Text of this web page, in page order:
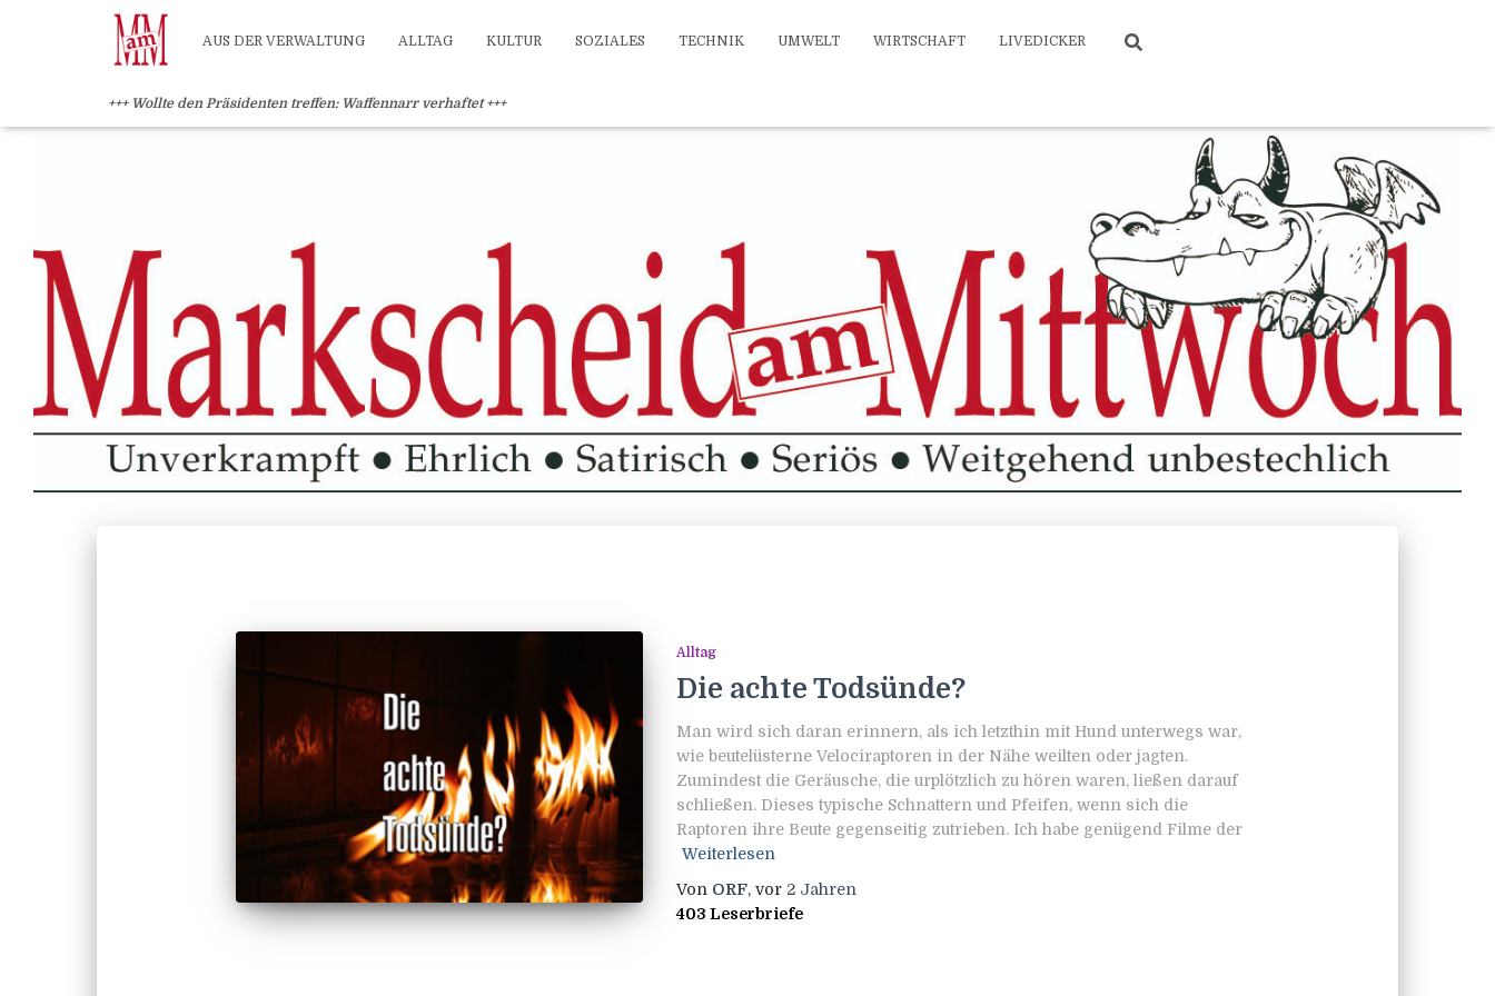
AUS DER VERWALTUNG ALLTAG KULTUR SOZIALES TECHNIK UMWELT WIRTSCHAFT LIVEDICKER
+++ Wollte den Präsidenten treffen: Waffennarr verhaftet +++
Alltag
Die achte Todsünde?
Man wird sich daran erinnern, als ich letzthin mit Hund unterwegs war,
wie beutelüsterne Velociraptoren in der Nähe weilten oder jagten.
Zumindest die Geräusche, die urplötzlich zu hören waren, ließen darauf
schließen. Dieses typische Schnattern und Pfeifen, wenn sich die
Raptoren ihre Beute gegenseitig zutrieben. Ich habe genügend Filme der
Weiterlesen
Von ORF, vor 2 Jahren
403 Leserbriefe